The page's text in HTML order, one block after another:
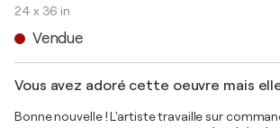
24 x 36 in
Vendue
Vous avez adoré cette oeuvre mais
Bonne nouvelle ! L'artiste travaille sur